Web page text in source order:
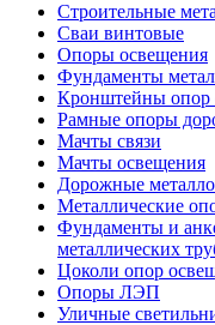
Строительные
Сваи винтовые
Опоры освещения
Фундаменты
Кронштейны опор
Рамные опоры
Мачты связи
Мачты освещения
Дорожные
Металлические
Фундаменты и
металлических
Цоколи опор
Опоры ЛЭП
Уличные